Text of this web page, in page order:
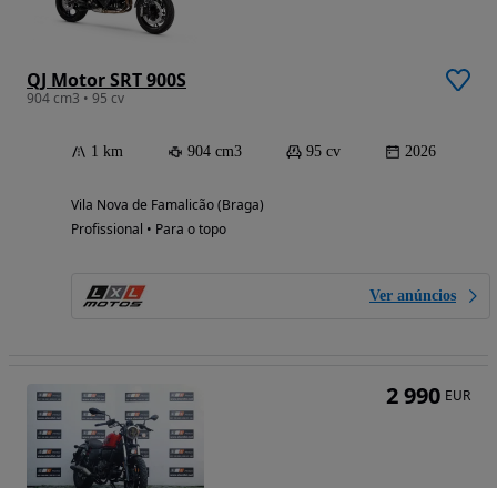
QJ Motor SRT 900S
904 cm3 • 95 cv
1 km 904 cm3 95 cv 2026
Vila Nova de Famalicão (Braga)
Profissional • Para o topo
Ver anúncios
2 990 EUR